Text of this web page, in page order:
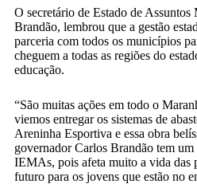
O secretário de Estado de
Brandão, lembrou que a gestão
parceria com todos os municípios
cheguem a todas as regiões do
educação.
“São muitas ações em todo o
viemos entregar os sistemas de
Areninha Esportiva e essa obra
governador Carlos Brandão tem um
IEMAs, pois afeta muito a vida das
futuro para os jovens que estão no